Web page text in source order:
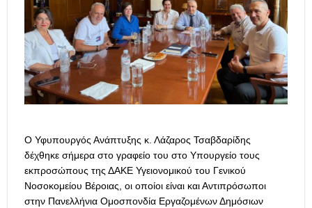
Ο Υφυπουργός Ανάπτυξης κ. Λάζαρος Τσαβδαρίδης
δέχθηκε σήμερα στο γραφείο του στο Υπουργείο τους
εκπροσώπους της ΔΑΚΕ Υγειονομικού του Γενικού
Νοσοκομείου Βέροιας, οι οποίοι είναι και Αντιπρόσωποι
στην Πανελλήνια Ομοσπονδία Εργαζομένων Δημόσιων